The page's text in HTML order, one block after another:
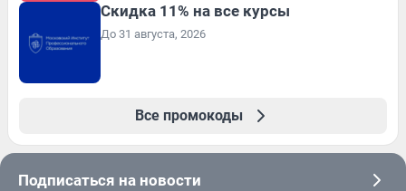
Скидка 11% на все курсы
До 31 августа, 2026
Все промокоды
Подписаться на новости